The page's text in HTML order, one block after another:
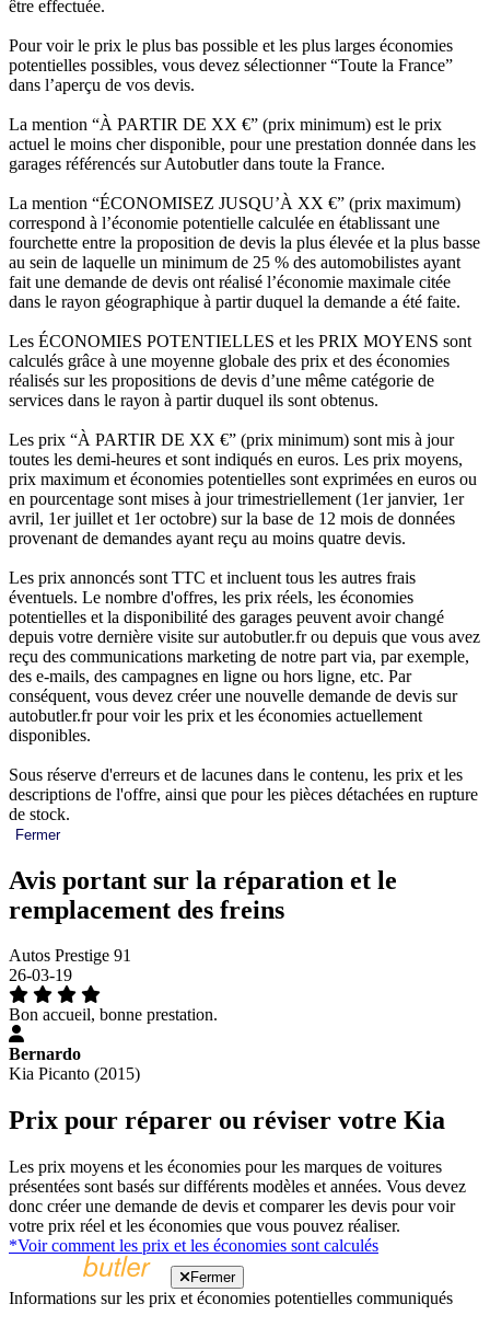
être effectuée.
Pour voir le prix le plus bas possible et les plus larges économies
potentielles possibles, vous devez sélectionner “Toute la France”
dans l’aperçu de vos devis.
La mention “À PARTIR DE XX €” (prix minimum) est le prix
actuel le moins cher disponible, pour une prestation donnée dans les
garages référencés sur Autobutler dans toute la France.
La mention “ÉCONOMISEZ JUSQU’À XX €” (prix maximum)
correspond à l’économie potentielle calculée en établissant une
fourchette entre la proposition de devis la plus élevée et la plus basse
au sein de laquelle un minimum de 25 % des automobilistes ayant
fait une demande de devis ont réalisé l’économie maximale citée
dans le rayon géographique à partir duquel la demande a été faite.
Les ÉCONOMIES POTENTIELLES et les PRIX MOYENS sont
calculés grâce à une moyenne globale des prix et des économies
réalisés sur les propositions de devis d’une même catégorie de
services dans le rayon à partir duquel ils sont obtenus.
Les prix “À PARTIR DE XX €” (prix minimum) sont mis à jour
toutes les demi-heures et sont indiqués en euros. Les prix moyens,
prix maximum et économies potentielles sont exprimées en euros ou
en pourcentage sont mises à jour trimestriellement (1er janvier, 1er
avril, 1er juillet et 1er octobre) sur la base de 12 mois de données
provenant de demandes ayant reçu au moins quatre devis.
Les prix annoncés sont TTC et incluent tous les autres frais
éventuels. Le nombre d'offres, les prix réels, les économies
potentielles et la disponibilité des garages peuvent avoir changé
depuis votre dernière visite sur autobutler.fr ou depuis que vous avez
reçu des communications marketing de notre part via, par exemple,
des e-mails, des campagnes en ligne ou hors ligne, etc. Par
conséquent, vous devez créer une nouvelle demande de devis sur
autobutler.fr pour voir les prix et les économies actuellement
disponibles.
Sous réserve d'erreurs et de lacunes dans le contenu, les prix et les
descriptions de l'offre, ainsi que pour les pièces détachées en rupture
de stock.
Fermer
Avis portant sur la réparation et le
remplacement des freins
Autos Prestige 91
26-03-19
Bon accueil, bonne prestation.
Bernardo
Kia Picanto (2015)
Prix pour réparer ou réviser votre Kia
Les prix moyens et les économies pour les marques de voitures
présentées sont basés sur différents modèles et années. Vous devez
donc créer une demande de devis et comparer les devis pour voir
votre prix réel et les économies que vous pouvez réaliser.
*Voir comment les prix et les économies sont calculés
Fermer
Informations sur les prix et économies potentielles communiqués